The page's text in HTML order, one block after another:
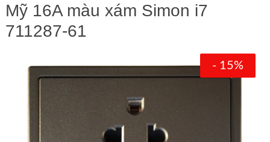
Mỹ 16A màu xám Simon i7
711287-61
- 15%